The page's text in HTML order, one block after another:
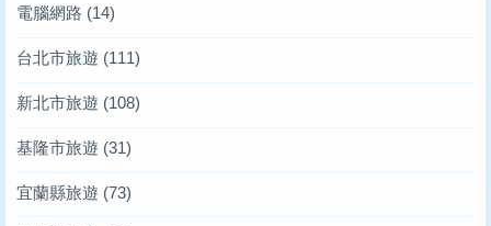
電腦網路 (14)
台北市旅遊 (111)
新北市旅遊 (108)
基隆市旅遊 (31)
宜蘭縣旅遊 (73)